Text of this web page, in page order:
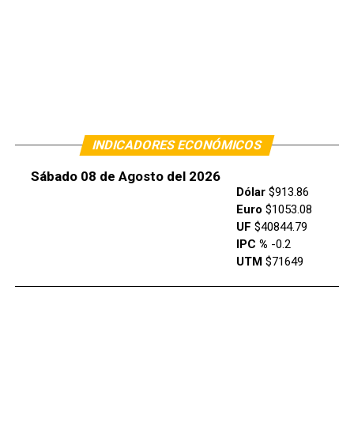
INDICADORES ECONÓMICOS
Sábado 08 de Agosto del 2026
Dólar$913.86
Euro $1053.08
UF $40844.79
IPC % -0.2
UTM $71649